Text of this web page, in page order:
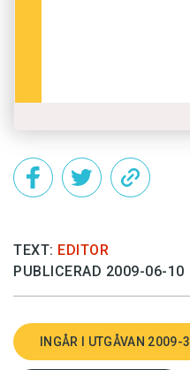
TEXT: EDITOR
PUBLICERAD 2009-06-10
INGÅR I UTGÅVAN 2009-3